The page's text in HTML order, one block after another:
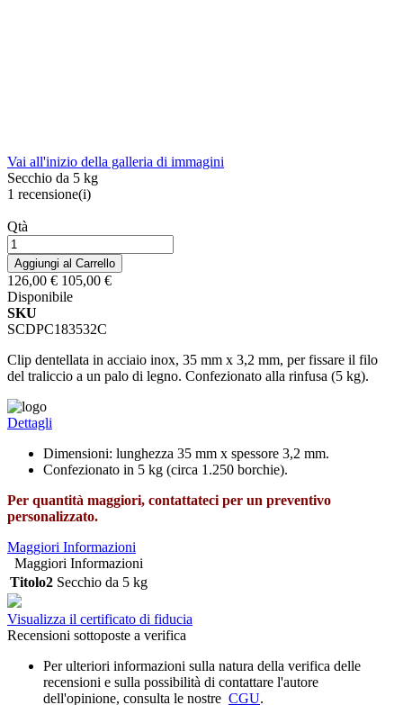
Vai all'inizio della galleria di immagini
Secchio da 5 kg
1 recensione(i)
Qtà
Aggiungi al Carrello
126,00 € 105,00 €
Disponibile
SKU
SCDPC183532C
Clip dentellata in acciaio inox, 35 mm x 3,2 mm, per fissare il filo
del traliccio a un palo di legno. Confezionato alla rinfusa (5 kg).
Dettagli
Dimensioni: lunghezza 35 mm x spessore 3,2 mm.
Confezionato in 5 kg (circa 1.250 borchie).
Per quantità maggiori, contattateci per un preventivo
personalizzato.
Maggiori Informazioni
Maggiori Informazioni
Titolo2 Secchio da 5 kg
Visualizza il certificato di fiducia
Recensioni sottoposte a verifica
Per ulteriori informazioni sulla natura della verifica delle
recensioni e sulla possibilità di contattare l'autore
dell'opinione, consulta le nostre CGU.